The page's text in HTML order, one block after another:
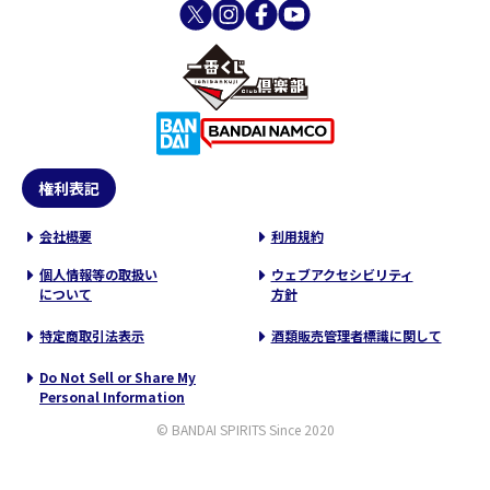
権利表記
会社概要 利用規約
個人情報等の取扱い
について
ウェブアクセシビリティ
方針
特定商取引法表示 酒類販売管理者標識に関して
Do Not Sell or Share My
Personal Information
© BANDAI SPIRITS Since 2020